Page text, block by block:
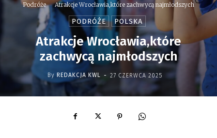
Podróże Atrakcje Wrocławia,które zachwycą najmłodszych
PODRÓŻE POLSKA
Atrakcje Wrocławia,które
zachwycą najmłodszych
By REDAKCJA KWL - 27 CZERWCA 2025